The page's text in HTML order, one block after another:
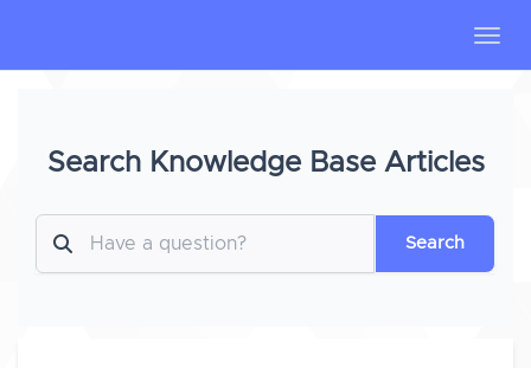
Search Knowledge Base Articles
Search